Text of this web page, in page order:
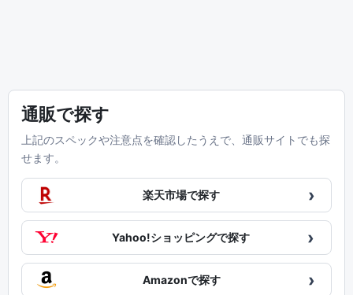
通販で探す
上記のスペックや注意点を確認したうえで、通販サイトでも探
せます。
楽天市場で探す ›
Yahoo!ショッピングで探す ›
Amazonで探す ›